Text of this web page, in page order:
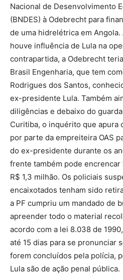
Nacional de Desenvolvimento
(BNDES) à Odebrecht para
de uma hidrelétrica em
houve influência de Lula na
contrapartida, a Odebrecht
Brasil Engenharia, que tem
Rodrigues dos Santos,
ex-presidente Lula. Também
diligências e debaixo do
Curitiba, o inquérito que apura
por parte da empreiteira OAS
do ex-presidente durante os
frente também pode encrencar
R$ 1,3 milhão. Os policiais
encaixotados tenham sido
a PF cumpriu um mandado de
apreender todo o material
acordo com a lei 8.038 de
até 15 dias para se pronunciar
forem concluídos pela polícia,
Lula são de ação penal pública.